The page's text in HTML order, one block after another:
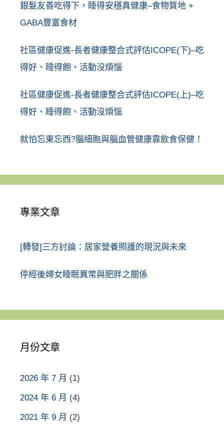
銀髮友善吃得下，睡得安穩真健康–食物質地 +
GABA豐富食材
社區健康促進-長者健康整合式評估ICOPE(下)–吃
得好、睡得飽、活動沒煩惱
社區健康促進-長者健康整合式評估ICOPE(上)–吃
得好、睡得飽、活動沒煩惱
就怕忘東忘西?腦細胞與腦血管健康靠飲食保健！
專業文章
[轉發]三方討論：居家營養照護的現況與未來
停經後婦女睡眠異常與肥胖之關係
月份文章
2026 年 7 月 (1)
2024 年 6 月 (4)
2021 年 9 月 (2)